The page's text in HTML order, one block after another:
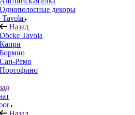
Однополосные декоры
Tavola
Назад
Döcke Tavola
Капри
Бормио
Сан-Ремо
Портофино
Назад